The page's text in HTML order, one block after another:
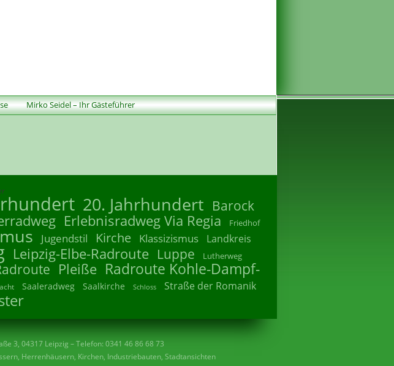
Mirko Seidel – Ihr Gästeführer
20. Jahrhundert Barock
Erlebnisradweg Via Regia Friedhof
Jugendstil Kirche Klassizismus
Landkreis
Leipzig-Elbe-Radroute Luppe Lutherweg
Pleiße Radroute Kohle-Dampf-
Saaleradweg Saalkirche Schloss Straße der Romanik
3, 04317 Leipzig – Telefon: 0341 46 86 68 73
Herrenhäusern, Kirchen, Industriebauten, Stadtansichten